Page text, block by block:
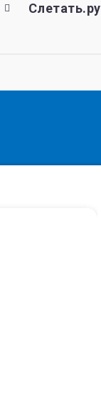
Слетать.ру